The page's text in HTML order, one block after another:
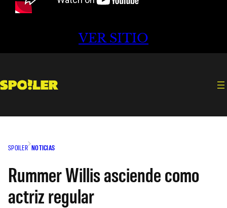
VER SITIO
SPOILER NOTICIAS
Rummer Willis asciende como
actriz regular